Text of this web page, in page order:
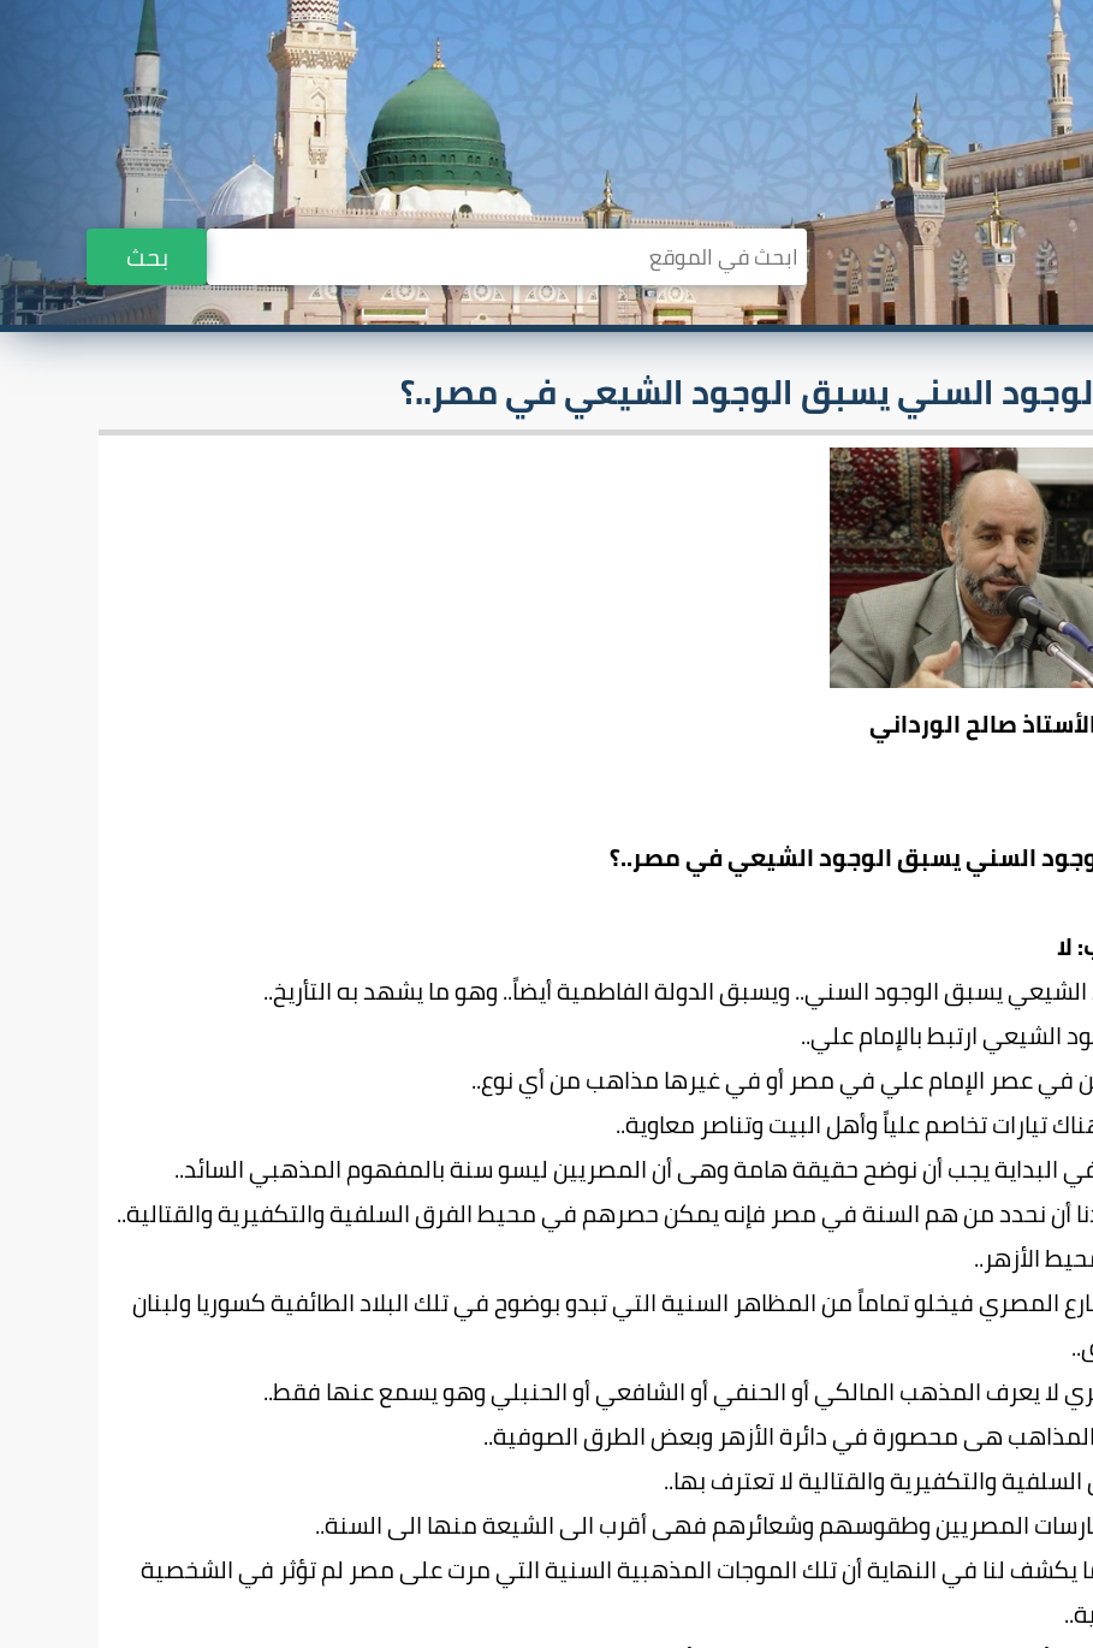
بحث
السني يسبق الوجود الشيعي في مصر..؟
صالح الورداني
السني يسبق الوجود الشيعي في مصر..؟
لا
الشيعي يسبق الوجود السني.. ويسبق الدولة الفاطمية أيضاً.. وهو ما يشهد به التأريخ..
الشيعي ارتبط بالإمام علي..
في عصر الإمام علي في مصر أو في غيرها مذاهب من أي نوع..
تيارات تخاصم علياً وأهل البيت وتناصر معاوية..
في البداية يجب أن نوضح حقيقة هامة وهى أن المصريين ليسو سنة بالمفهوم المذهبي السائد..
أن نحدد من هم السنة في مصر فإنه يمكن حصرهم في محيط الفرق السلفية والتكفيرية والقتالية..
الأزهر..
المصري فيخلو تماماً من المظاهر السنية التي تبدو بوضوح في تلك البلاد الطائفية كسوريا ولبنان
لا يعرف المذهب المالكي أو الحنفي أو الشافعي أو الحنبلي وهو يسمع عنها فقط..
هى محصورة في دائرة الأزهر وبعض الطرق الصوفية..
والتكفيرية والقتالية لا تعترف بها..
المصريين وطقوسهم وشعائرهم فهى أقرب الى الشيعة منها الى السنة..
يكشف لنا في النهاية أن تلك الموجات المذهبية السنية التي مرت على مصر لم تؤثر في الشخصية